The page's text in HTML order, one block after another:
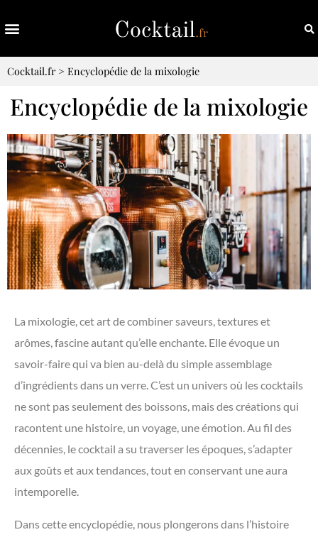
Cocktail.fr> Encyclopédie de la mixologie
Encyclopédie de la mixologie
La mixologie, cet art de combiner saveurs, textures et
arômes, fascine autant qu’elle enchante. Elle évoque un
savoir-faire qui va bien au-delà du simple assemblage
d’ingrédients dans un verre. C’est un univers où les cocktails
ne sont pas seulement des boissons, mais des créations qui
racontent une histoire, un voyage, une émotion. Au fil des
décennies, le cocktail a su traverser les époques, s’adapter
aux goûts et aux tendances, tout en conservant une aura
intemporelle.
Dans cette encyclopédie, nous plongerons dans l’histoire